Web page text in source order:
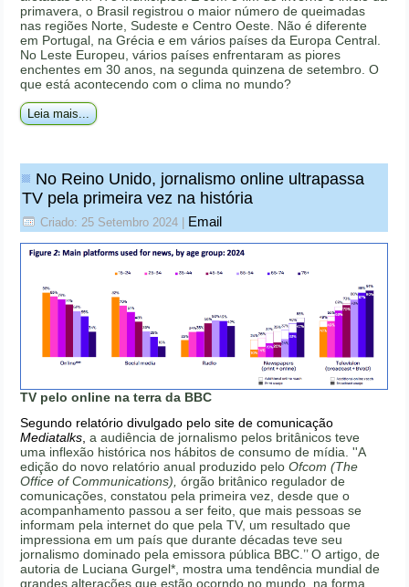
primavera, o Brasil registrou o maior número de queimadas
nas regiões Norte, Sudeste e Centro Oeste. Não é diferente
em Portugal, na Grécia e em vários países da Europa Central.
No Leste Europeu, vários países enfrentaram as piores
enchentes em 30 anos, na segunda quinzena de setembro. O
que está acontecendo com o clima no mundo?
Leia mais...
No Reino Unido, jornalismo online ultrapassa
TV pela primeira vez na história
Criado: 25 Setembro 2024 Email
TV pelo online na terra da BBC
Segundo relatório divulgado pelo site de comunicação
Mediatalks a audiência de jornalismo pelos britânicos teve
uma inflexão histórica nos hábitos de consumo de mídia. ''A
edição do novo relatório anual produzido peloOfcom (The
Office of Communications), órgão britânico regulador de
comunicações, constatou pela primeira vez, desde que o
acompanhamento passou a ser feito, que mais pessoas se
informam pela internet do que pela TV, um resultado que
impressiona em um país que durante décadas teve seu
jornalismo dominado pela emissora pública BBC.’’ O artigo, de
autoria de Luciana Gurgel*, mostra uma tendência mundial de
grandes alterações que estão ocorndo no mundo, na forma